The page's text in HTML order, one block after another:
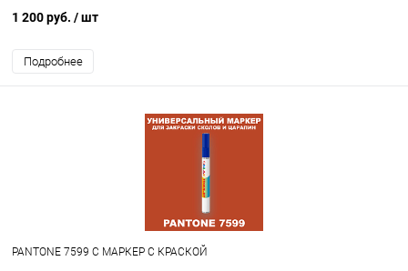
1 200 руб. / шт
Подробнее
PANTONE 7599 C МАРКЕР С КРАСКОЙ